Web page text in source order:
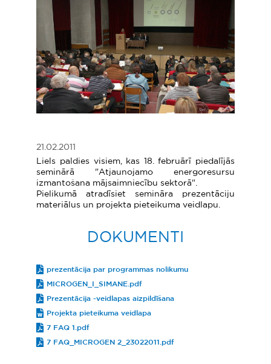
21.02.2011
Liels paldies visiem, kas 18. februārī piedalījās
seminārā "Atjaunojamo energoresursu
izmantošana mājsaimniecību sektorā".
Pielikumā atradīsiet semināra prezentāciju
materiālus un projekta pieteikuma veidlapu.
DOKUMENTI
prezentācija par programmas nolikumu
MICROGEN_I_SIMANE.pdf
Prezentācija -veidlapas aizpildīšana
Projekta pieteikuma veidlapa
7 FAQ 1.pdf
7 FAQ_MICROGEN 2_23022011.pdf